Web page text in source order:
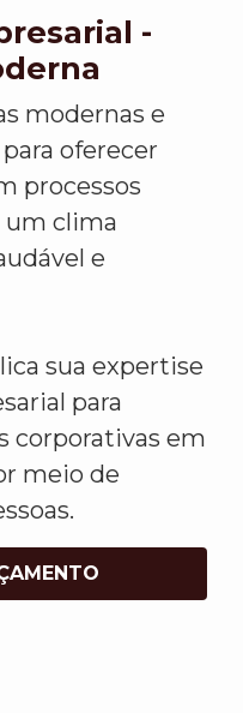
-
modernas e
oferecer
processos
um clima
e
sua expertise
para
corporativas em
meio de